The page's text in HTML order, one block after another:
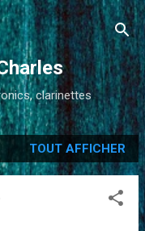
clarinettes
TOUT AFFICHER